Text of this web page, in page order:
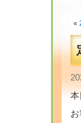
«
本